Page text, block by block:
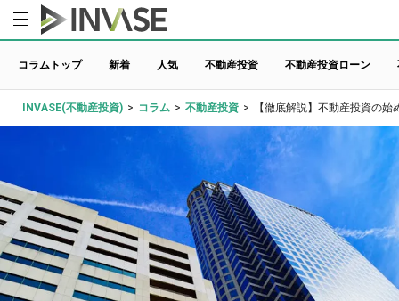
コラムトップ 新着 人気 不動産投資 不動産投資ローン
INVASE(不動産投資) > コラム > 不動産投資 > 【徹底解説】不動産投資の